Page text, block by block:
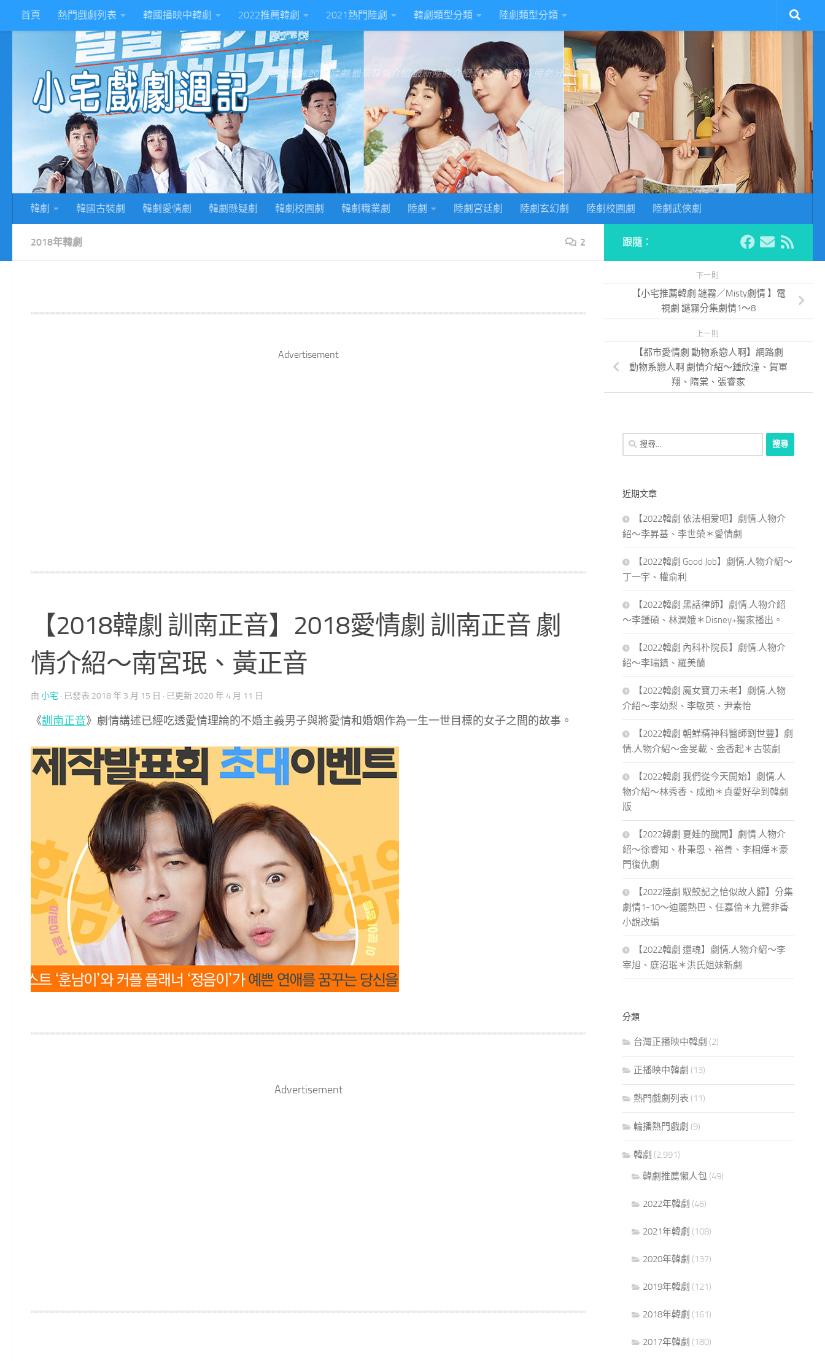
Skip to content
首頁 熱門戲劇列表 韓國播映中韓劇 2022推薦韓劇 2021熱門陸劇 韓劇類型分類 陸劇類型分類
2022韓劇,2022陸劇,最新韓劇介紹,最新陸劇介紹,韓劇分集劇情,陸劇分集劇情
韓劇 韓國古裝劇 韓劇愛情劇 韓劇懸疑劇 韓劇校園劇 韓劇職業劇 陸劇 陸劇宮廷劇 陸劇玄幻劇 陸劇校園劇 陸劇武俠劇
2018年韓劇 2
Advertisement
【2018韓劇 訓南正音】2018愛情劇 訓南正音 劇
情介紹～南宮珉、黃正音
由 小宅 · 已發表 2018 年 3 月 15 日 · 已更新 2020 年 4 月 11 日
《訓南正音》劇情講述已經吃透愛情理論的不婚主義男子與將愛情和婚姻作為一生一世目標的女子之間的故事。
Advertisement
跟隨：
下一則
【小宅推薦韓劇 謎霧／Misty劇情 】電
視劇 謎霧分集劇情1～8
上一則
【都市愛情劇 動物系戀人啊】網路劇
動物系戀人啊 劇情介紹～鍾欣潼、賀軍
翔、隋棠、張睿家
搜
尋
字:
近期文章
【2022韓劇 依法相爱吧】劇情.人物介
紹～李昇基、李世榮＊愛情劇
【2022韓劇 Good Job】劇情.人物介紹～
丁一宇、權俞利
【2022韓劇 黑話律師】劇情.人物介紹
～李鍾碩、林潤娥＊Disney+獨家播出。
【2022韓劇 內科朴院長】劇情.人物介
紹～李瑞鎮、羅美蘭
【2022韓劇 魔女寶刀未老】劇情.人物
介紹～李幼梨、李敏英、尹素怡
【2022韓劇 朝鮮精神科醫師劉世豐】劇
情.人物介紹～金旻載、金香起＊古裝劇
【2022韓劇 我們從今天開始】劇情.人
物介紹～林秀香、成勛＊貞愛好孕到韓劇
版
【2022韓劇 夏娃的醜聞】劇情.人物介
紹～徐睿知、朴秉恩、裕善、李相燁＊豪
門復仇劇
【2022陸劇 馭鮫記之恰似故人歸】分集
劇情1-10～迪麗熱巴、任嘉倫＊九鷺非香
小說改編
【2022韓劇 還魂】劇情.人物介紹～李
宰旭、庭沼珉＊洪氏姐妹新劇
分類
台灣正播映中韓劇 (2)
正播映中韓劇 (13)
熱門戲劇列表 (11)
輪播熱門戲劇 (9)
韓劇 (2,991)
韓劇推薦懶人包 (49)
2022年韓劇 (46)
2021年韓劇 (108)
2020年韓劇 (137)
2019年韓劇 (121)
2018年韓劇 (161)
2017年韓劇 (180)